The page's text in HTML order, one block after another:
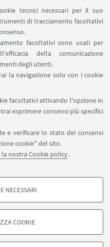
tecnici necessari per il suo
di tracciamento facoltativi
facoltativi sono usati per
della comunicazione
degli utenti.
la navigazione solo con i cookie
facoltativi attivando l'opzione in
esprimere consensi più specifici
e verificare lo stato dei consensi
cookie" del sito.
nostra Cookie policy.
comportamento sul sito, per analisi
NECESSARI
COOKIE
interni
servizi
SU:
SU:
STUDIORUM - Università di
Bologna - PI: 01131710376 - CF:
sul sito e accessibilità